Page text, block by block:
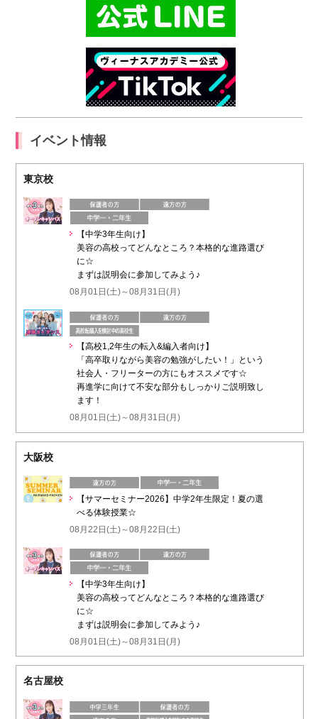
イベント情報
東京校
【中学3年生向け】
美容の高校ってどんなところ？本格的な進路選び
に☆
まずは説明会に参加してみよう♪
08月01日(土)～08月31日(月)
【高校1,2年生の転入&編入者向け】
「高卒取りながら美容の勉強がしたい！」という
社会人・フリーターの方にもオススメです☆
再進学に向けて不安な部分もしっかりご説明致し
ます！
08月01日(土)～08月31日(月)
大阪校
【サマーセミナー2026】中学2年生限定！夏の選
べる体験授業☆
08月22日(土)～08月22日(土)
【中学3年生向け】
美容の高校ってどんなところ？本格的な進路選び
に☆
まずは説明会に参加してみよう♪
08月01日(土)～08月31日(月)
名古屋校